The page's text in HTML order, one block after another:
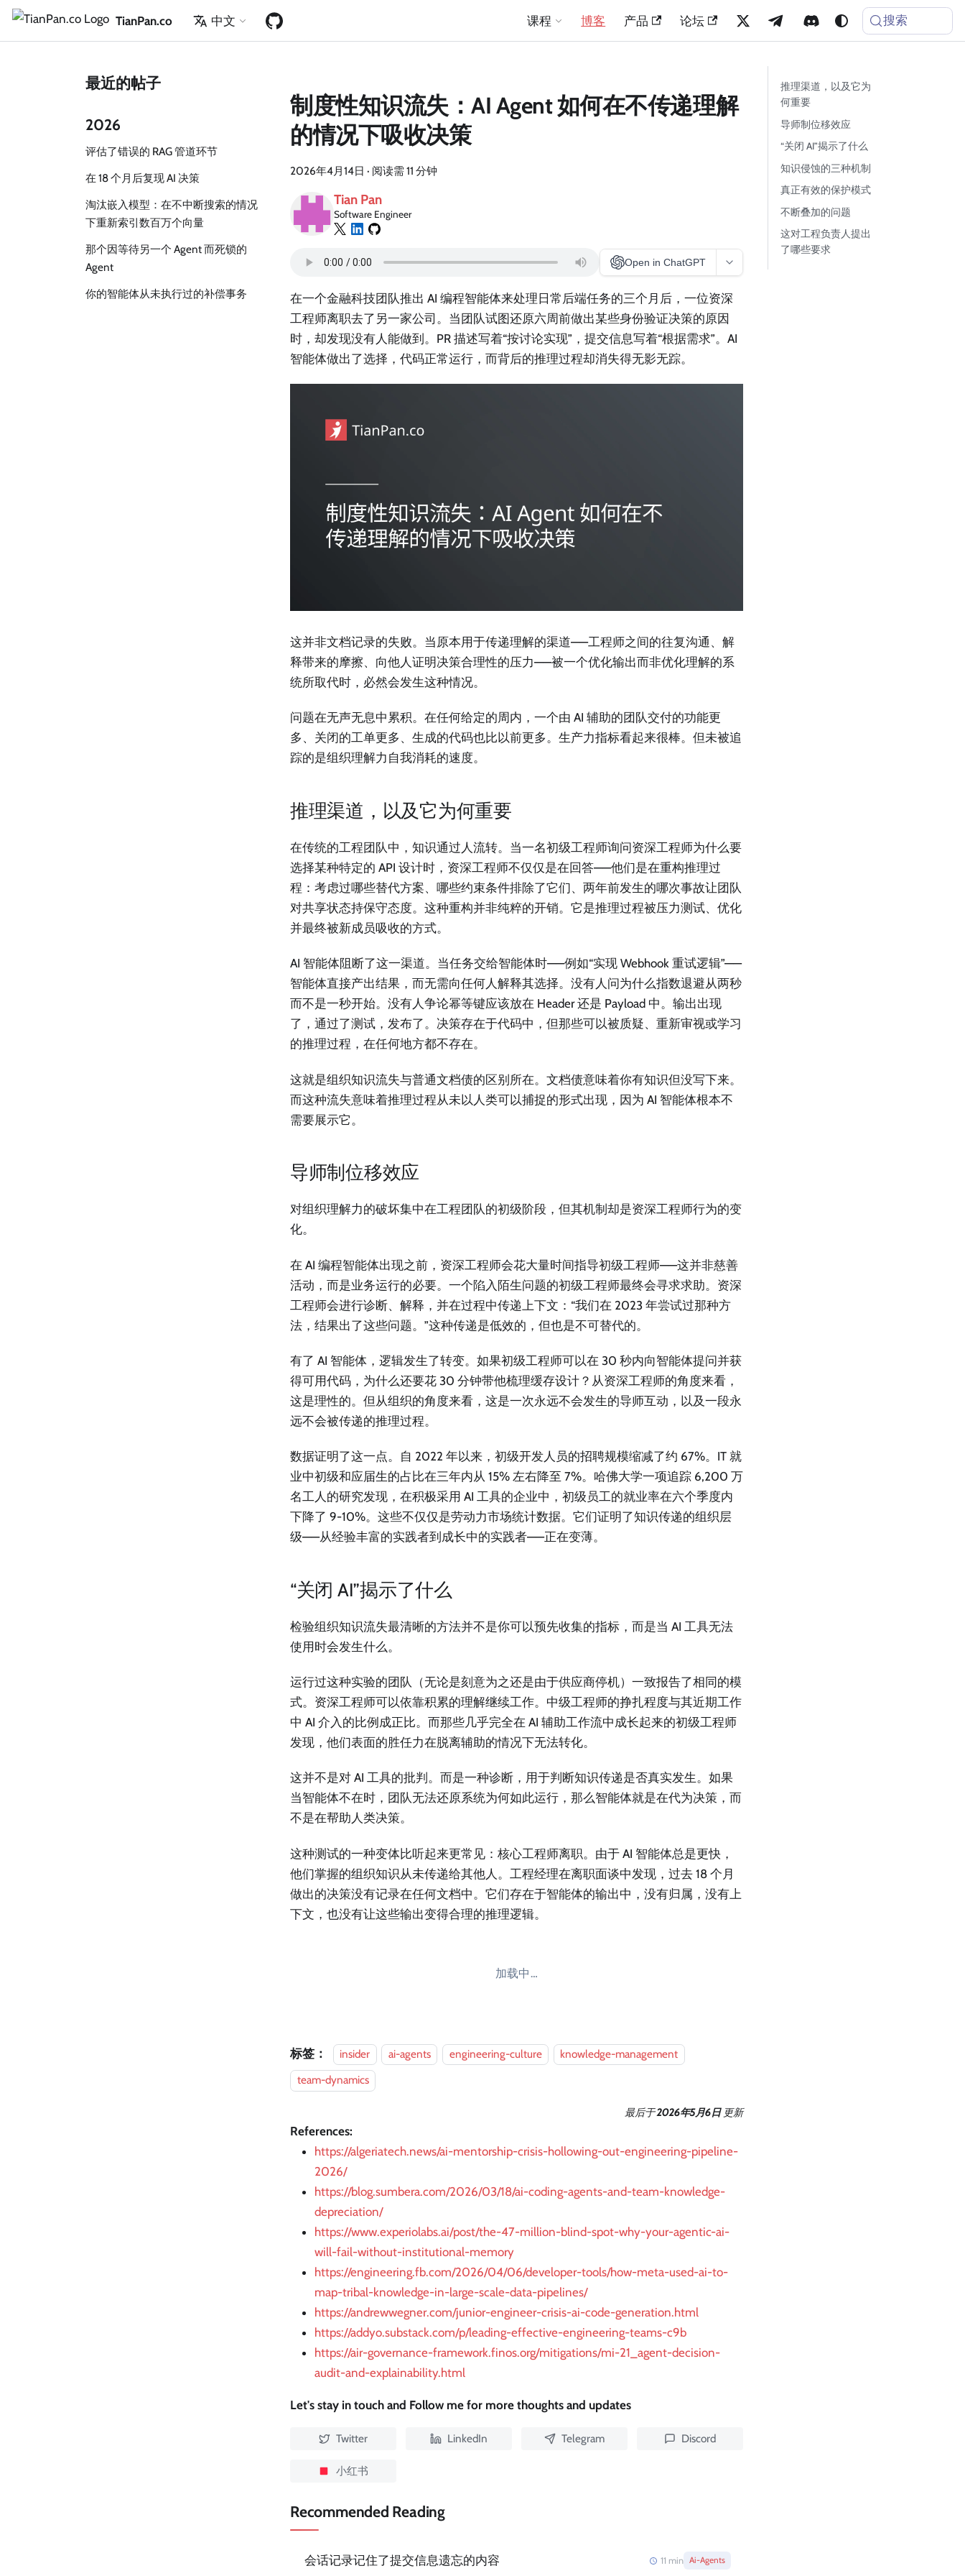
TianPan.co 中文 课程 博客 产品 论坛 搜索
最近的帖子
2026
评估了错误的 RAG 管道环节
在 18 个月后复现 AI 决策
淘汰嵌入模型：在不中断搜索的情况
下重新索引数百万个向量
那个因等待另一个 Agent 而死锁的
Agent
你的智能体从未执行过的补偿事务
制度性知识流失：AI Agent 如何在不传递理解
的情况下吸收决策
2026年4月14日 · 阅读需 11 分钟
Tian Pan
Software Engineer
Open in ChatGPT
在一个金融科技团队推出 AI 编程智能体来处理日常后端任务的三个月后，一位资深
工程师离职去了另一家公司。当团队试图还原六周前做出某些身份验证决策的原因
时，却发现没有人能做到。PR 描述写着“按讨论实现”，提交信息写着“根据需求”。AI
智能体做出了选择，代码正常运行，而背后的推理过程却消失得无影无踪。
这并非文档记录的失败。当原本用于传递理解的渠道——工程师之间的往复沟通、解
释带来的摩擦、向他人证明决策合理性的压力——被一个优化输出而非优化理解的系
统所取代时，必然会发生这种情况。
问题在无声无息中累积。在任何给定的周内，一个由 AI 辅助的团队交付的功能更
多、关闭的工单更多、生成的代码也比以前更多。生产力指标看起来很棒。但未被追
踪的是组织理解力自我消耗的速度。
推理渠道，以及它为何重要
在传统的工程团队中，知识通过人流转。当一名初级工程师询问资深工程师为什么要
选择某种特定的 API 设计时，资深工程师不仅仅是在回答——他们是在重构推理过
程：考虑过哪些替代方案、哪些约束条件排除了它们、两年前发生的哪次事故让团队
对共享状态持保守态度。这种重构并非纯粹的开销。它是推理过程被压力测试、优化
并最终被新成员吸收的方式。
AI 智能体阻断了这一渠道。当任务交给智能体时——例如“实现 Webhook 重试逻辑”——
智能体直接产出结果，而无需向任何人解释其选择。没有人问为什么指数退避从两秒
而不是一秒开始。没有人争论幂等键应该放在 Header 还是 Payload 中。输出出现
了，通过了测试，发布了。决策存在于代码中，但那些可以被质疑、重新审视或学习
的推理过程，在任何地方都不存在。
这就是组织知识流失与普通文档债的区别所在。文档债意味着你有知识但没写下来。
而这种流失意味着推理过程从未以人类可以捕捉的形式出现，因为 AI 智能体根本不
需要展示它。
导师制位移效应
对组织理解力的破坏集中在工程团队的初级阶段，但其机制却是资深工程师行为的变
化。
在 AI 编程智能体出现之前，资深工程师会花大量时间指导初级工程师——这并非慈善
活动，而是业务运行的必要。一个陷入陌生问题的初级工程师最终会寻求求助。资深
工程师会进行诊断、解释，并在过程中传递上下文：“我们在 2023 年尝试过那种方
法，结果出了这些问题。”这种传递是低效的，但也是不可替代的。
有了 AI 智能体，逻辑发生了转变。如果初级工程师可以在 30 秒内向智能体提问并获
得可用代码，为什么还要花 30 分钟带他梳理缓存设计？从资深工程师的角度来看，
这是理性的。但从组织的角度来看，这是一次永远不会发生的导师互动，以及一段永
远不会被传递的推理过程。
数据证明了这一点。自 2022 年以来，初级开发人员的招聘规模缩减了约 67%。IT 就
业中初级和应届生的占比在三年内从 15% 左右降至 7%。哈佛大学一项追踪 6,200 万
名工人的研究发现，在积极采用 AI 工具的企业中，初级员工的就业率在六个季度内
下降了 9-10%。这些不仅仅是劳动力市场统计数据。它们证明了知识传递的组织层
级——从经验丰富的实践者到成长中的实践者——正在变薄。
“关闭 AI”揭示了什么
检验组织知识流失最清晰的方法并不是你可以预先收集的指标，而是当 AI 工具无法
使用时会发生什么。
运行过这种实验的团队（无论是刻意为之还是由于供应商停机）一致报告了相同的模
式。资深工程师可以依靠积累的理解继续工作。中级工程师的挣扎程度与其近期工作
中 AI 介入的比例成正比。而那些几乎完全在 AI 辅助工作流中成长起来的初级工程师
发现，他们表面的胜任力在脱离辅助的情况下无法转化。
这并不是对 AI 工具的批判。而是一种诊断，用于判断知识传递是否真实发生。如果
当智能体不在时，团队无法还原系统为何如此运行，那么智能体就是在代为决策，而
不是在帮助人类决策。
这种测试的一种变体比听起来更常见：核心工程师离职。由于 AI 智能体总是更快，
他们掌握的组织知识从未传递给其他人。工程经理在离职面谈中发现，过去 18 个月
做出的决策没有记录在任何文档中。它们存在于智能体的输出中，没有归属，没有上
下文，也没有让这些输出变得合理的推理逻辑。
加载中…
标签： insider ai-agents engineering-culture
knowledge-management
team-dynamics
最后于2026年5月6日 更新
References:
https://algeriatech.news/ai-mentorship-crisis-hollowing-out-engineering-pipeline-
2026/
https://blog.sumbera.com/2026/03/18/ai-coding-agents-and-team-knowledge-
depreciation/
https://www.experiolabs.ai/post/the-47-million-blind-spot-why-your-agentic-ai-
will-fail-without-institutional-memory
https://engineering.fb.com/2026/04/06/developer-tools/how-meta-used-ai-to-
map-tribal-knowledge-in-large-scale-data-pipelines/
https://andrewwegner.com/junior-engineer-crisis-ai-code-generation.html
https://addyo.substack.com/p/leading-effective-engineering-teams-c9b
https://air-governance-framework.finos.org/mitigations/mi-21_agent-decision-
audit-and-explainability.html
Let's stay in touch and Follow me for more thoughts and updates
Twitter LinkedIn Telegram Discord
小红书
Recommended Reading
会话记录记住了提交信息遗忘的内容 11 min Ai-Agents
推理渠道，以及它为
何重要
导师制位移效应
“关闭 AI”揭示了什么
知识侵蚀的三种机制
真正有效的保护模式
不断叠加的问题
这对工程负责人提出
了哪些要求